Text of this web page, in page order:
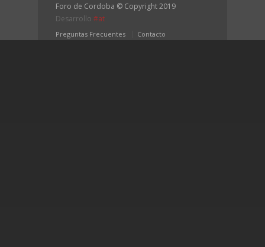
Foro de Cordoba © Copyright 2019
Desarrollo #at
Preguntas Frecuentes Contacto